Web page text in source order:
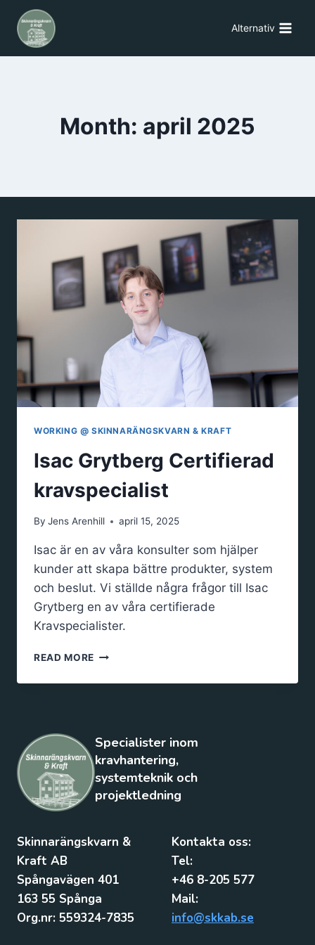
Alternativ
Month: april 2025
WORKING @ SKINNARÄNGSKVARN & KRAFT
Isac Grytberg Certifierad
kravspecialist
By Jens Arenhill april 15, 2025
Isac är en av våra konsulter som hjälper
kunder att skapa bättre produkter, system
och beslut. Vi ställde några frågor till Isac
Grytberg en av våra certifierade
Kravspecialister.
READ MORE
Specialister inom
kravhantering,
systemteknik och
projektledning
Skinnarängskvarn &
Kraft AB
Spångavägen 401
163 55 Spånga
Org.nr: 559324-7835
Kontakta oss:
Tel:
+46 8-205 577
Mail:
info@skkab.se